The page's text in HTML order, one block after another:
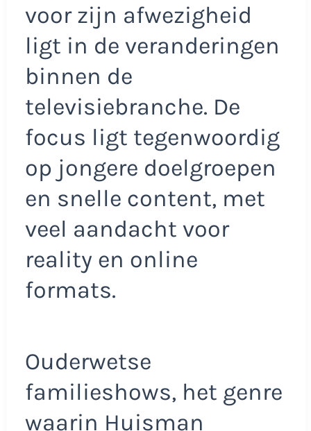
voor zijn afwezigheid
ligt in de veranderingen
binnen de
televisiebranche. De
focus ligt tegenwoordig
op jongere doelgroepen
en snelle content, met
veel aandacht voor
reality en online
formats.
Ouderwetse
familieshows, het genre
waarin Huisman